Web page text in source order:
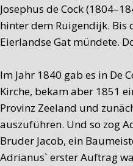
Josephus de Cock
hinter dem Ruigendijk. Bis
Eierlandse Gat mündete.
Im Jahr 1840 gab es in De
Kirche, bekam aber 1851
Provinz Zeeland und
auszuführen. Und so zog
Bruder Jacob, ein
Adrianus` erster Auftrag